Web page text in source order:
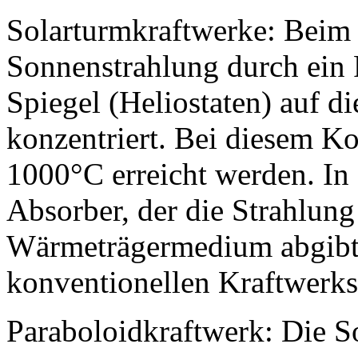
Solarturmkraftwerke:
Sonnenstrahlung durch
Spiegel (Heliostaten) auf
konzentriert. Bei diesem
1000°C erreicht werden.
Absorber, der die
Wärmeträgermedium
konventionellen
Paraboloidkraftwerk: Die